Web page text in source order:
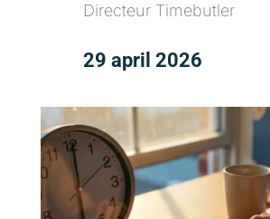
Directeur Timebutler
29 april 2026